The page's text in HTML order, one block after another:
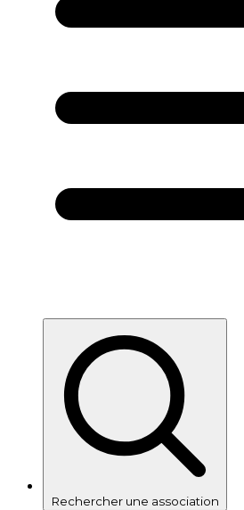
Rechercher une association